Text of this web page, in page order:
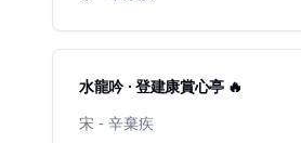
水龍吟 · 登建康賞心亭 🔥
宋 - 辛棄疾